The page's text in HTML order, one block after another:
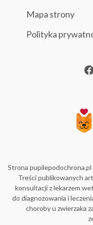
Mapa strony
Polityka
Strona
Treści publikowanych
konsultacji z lekarzem
do diagnozowania i
choroby u zwierzaka